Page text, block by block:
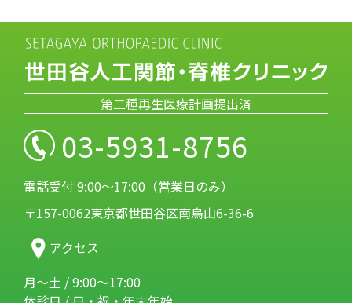
第二種再生医療計画提出済
03-5931-8756
電話受付 9:00～17:00（営業日のみ）
〒157-0062東京都世田谷区南烏山6-36-6
アクセス
月～土 / 9:00～17:00